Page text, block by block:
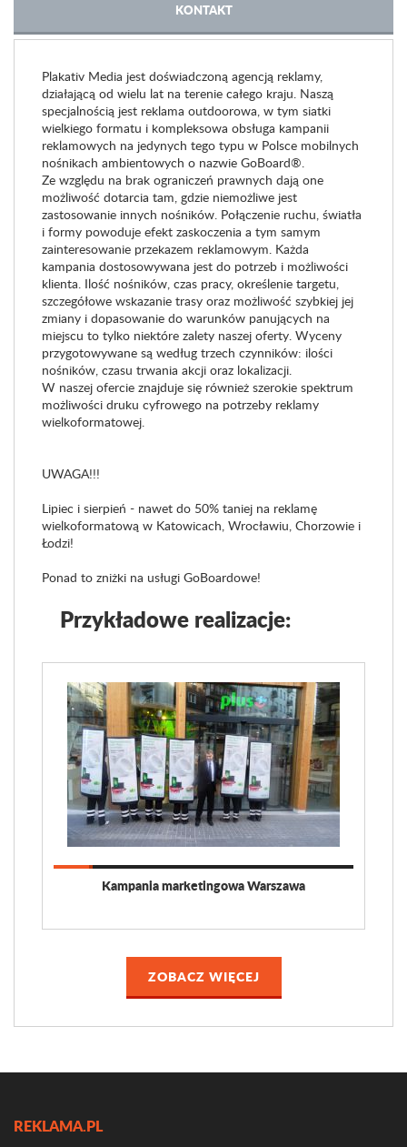
KONTAKT
Plakativ Media jest doświadczoną agencją reklamy,
działającą od wielu lat na terenie całego kraju. Naszą
specjalnością jest reklama outdoorowa, w tym siatki
wielkiego formatu i kompleksowa obsługa kampanii
reklamowych na jedynych tego typu w Polsce mobilnych
nośnikach ambientowych o nazwie GoBoard®.
Ze względu na brak ograniczeń prawnych dają one
możliwość dotarcia tam, gdzie niemożliwe jest
zastosowanie innych nośników. Połączenie ruchu, światła
i formy powoduje efekt zaskoczenia a tym samym
zainteresowanie przekazem reklamowym. Każda
kampania dostosowywana jest do potrzeb i możliwości
klienta. Ilość nośników, czas pracy, określenie targetu,
szczegółowe wskazanie trasy oraz możliwość szybkiej jej
zmiany i dopasowanie do warunków panujących na
miejscu to tylko niektóre zalety naszej oferty. Wyceny
przygotowywane są według trzech czynników: ilości
nośników, czasu trwania akcji oraz lokalizacji.
W naszej ofercie znajduje się również szerokie spektrum
możliwości druku cyfrowego na potrzeby reklamy
wielkoformatowej.
UWAGA!!!
Lipiec i sierpień - nawet do 50% taniej na reklamę
wielkoformatową w Katowicach, Wrocławiu, Chorzowie i
Łodzi!
Ponad to zniżki na usługi GoBoardowe!
Przykładowe realizacje:
Kampania marketingowa Warszawa
ZOBACZ WIĘCEJ
REKLAMA.PL